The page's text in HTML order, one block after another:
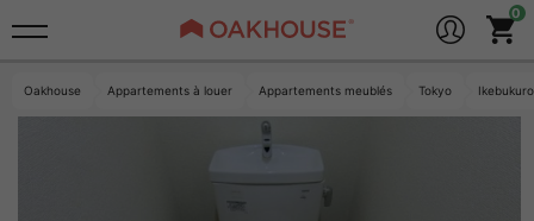
Oakhouse Appartements à louer Appartements meublés Tokyo